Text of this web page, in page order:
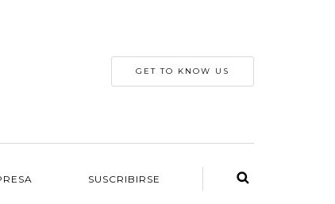
GET TO KNOW US
SUSCRIBIRSE